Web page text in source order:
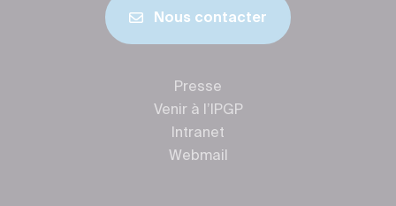
Nous contacter
Presse
Venir à l’IPGP
Intranet
Webmail